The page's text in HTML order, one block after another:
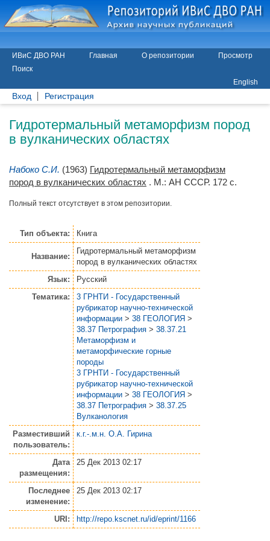
ИВиС ДВО РАН Главная О репозитории
Просмотр
Поиск
English
Вход Регистрация
Гидротермальный метаморфизм пород
в вулканических областях
Набоко С.И. (1963) Гидротермальный метаморфизм
пород в вулканических областях . М.: АН СССР. 172 с.
Полный текст отсутствует в этом репозитории.
Тип объекта: Книга
Название:
Гидротермальный метаморфизм
пород в вулканических областях
Язык:
Русский
Тематика:
3 ГРНТИ - Государственный
рубрикатор научно-технической
информации > 38 ГЕОЛОГИЯ >
38.37 Петрография > 38.37.21
Метаморфизм и
метаморфические горные
породы
3 ГРНТИ - Государственный
рубрикатор научно-технической
информации > 38 ГЕОЛОГИЯ >
38.37 Петрография > 38.37.25
Вулканология
Разместивший
пользователь:
к.г.-.м.н. О.А. Гирина
Дата
размещения:
25 Дек 2013 02:17
Последнее
изменение:
25 Дек 2013 02:17
URI: http://repo.kscnet.ru/id/eprint/1166